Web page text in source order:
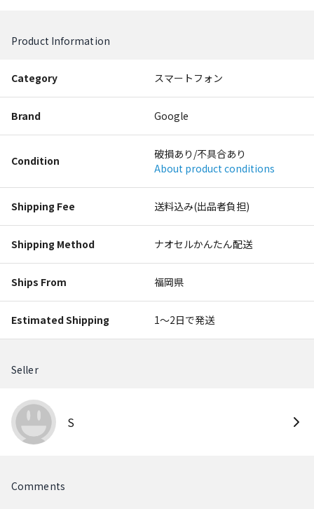
Product Information
Category スマートフォン
Brand Google
Condition
破損あり/不具合あり
About product conditions
Shipping Fee 送料込み(出品者負担)
Shipping Method ナオセルかんたん配送
Ships From 福岡県
Estimated Shipping 1〜2日で発送
Seller
S
Comments